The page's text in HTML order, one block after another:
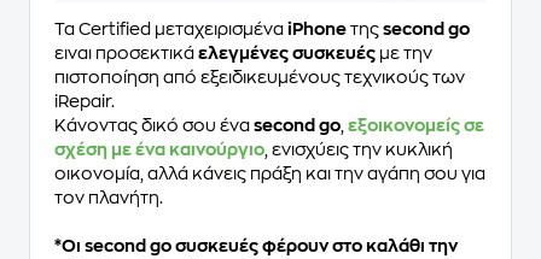
Τα Certified μεταχειρισμένα iPhone της second go
ειναι προσεκτικά ελεγμένες συσκευές με την
πιστοποίηση από εξειδικευμένους τεχνικούς των
iRepair.
Κάνοντας δικό σου ένα second go εξοικονομείς σε
σχέση με ένα καινούργιο , ενισχύεις την κυκλική
οικονομία, αλλά κάνεις πράξη και την αγάπη σου για
τον πλανήτη.
*Oι second go συσκευές φέρουν στο καλάθι την